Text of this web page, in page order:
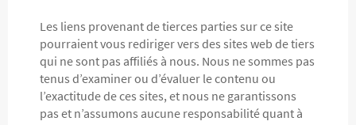
Les liens provenant de tierces parties sur ce site
pourraient vous rediriger vers des sites web de tiers
qui ne sont pas affiliés à nous. Nous ne sommes pas
tenus d’examiner ou d’évaluer le contenu ou
l’exactitude de ces sites, et nous ne garantissons
pas et n’assumons aucune responsabilité quant à